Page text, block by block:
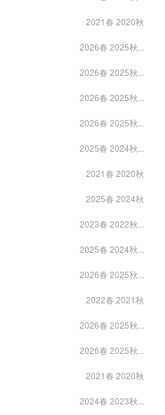
2021春 2020秋
2026春 2025秋...
2026春 2025秋...
2026春 2025秋...
2026春 2025秋...
2025春 2024秋...
2021春 2020秋
2025春 2024秋
2023春 2022秋...
2025春 2024秋...
2026春 2025秋...
2022春 2021秋
2026春 2025秋...
2026春 2025秋...
2021春 2020秋
2024春 2023秋...